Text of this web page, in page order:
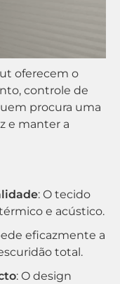
oferecem o
controle de
procura uma
e manter a
: O tecido
e acústico.
eficazmente a
total.
: O design